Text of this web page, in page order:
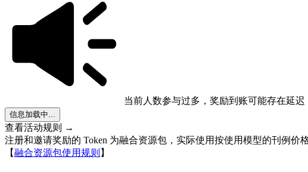
当前人数参与过多，奖励到账可能存在延迟
信息加载中...
查看活动规则 →
注册和邀请奖励的 Token 为融合资源包，实际使用按使用模型的刊例价
【融合资源包使用规则 】